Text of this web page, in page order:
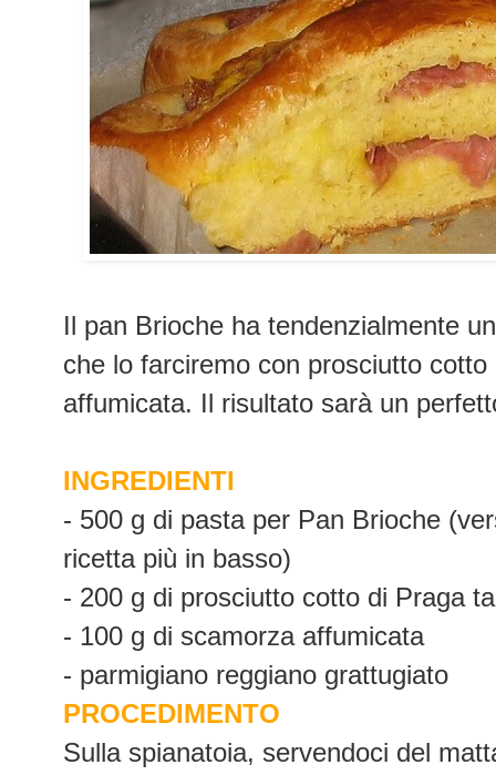
Il pan Brioche ha tendenzialmente
che lo farciremo con prosciutto
affumicata. Il risultato sarà un
INGREDIENTI
- 500 g di pasta per Pan Brioche
ricetta più in basso)
- 200 g di prosciutto cotto di Praga
- 100 g di scamorza affumicata
- parmigiano reggiano grattugiato
PROCEDIMENTO
Sulla spianatoia, servendoci del